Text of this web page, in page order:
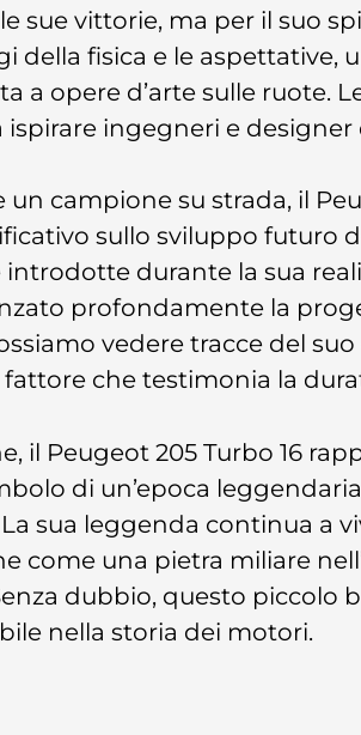
sue vittorie, ma per il suo
della fisica e le aspettative,
a opere d’arte sulle ruote.
ingegneri e designer
un campione su strada, il
sullo sviluppo futuro
durante la sua
profondamente la
vedere tracce del
che testimonia la
il Peugeot 205 Turbo 16
di un’epoca
sua leggenda continua a
come una pietra miliare
dubbio, questo piccolo
nella storia dei motori.